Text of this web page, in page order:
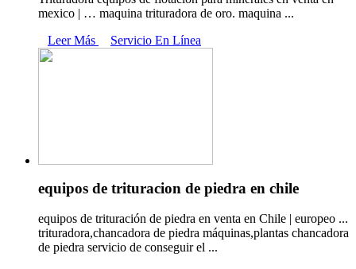
mexico | … maquina trituradora de oro. maquina ...
Leer Más
Servicio En Línea
equipos de trituracion de piedra en chile
equipos de trituración de piedra en venta en Chile | europeo ...
trituradora,chancadora de piedra máquinas,plantas chancadora
de piedra servicio de conseguir el ...